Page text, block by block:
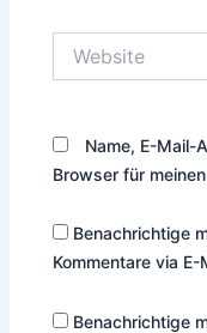
Name, E-Mail-
Browser für
Benachrichtige
Kommentare via E-
Benachrichtige